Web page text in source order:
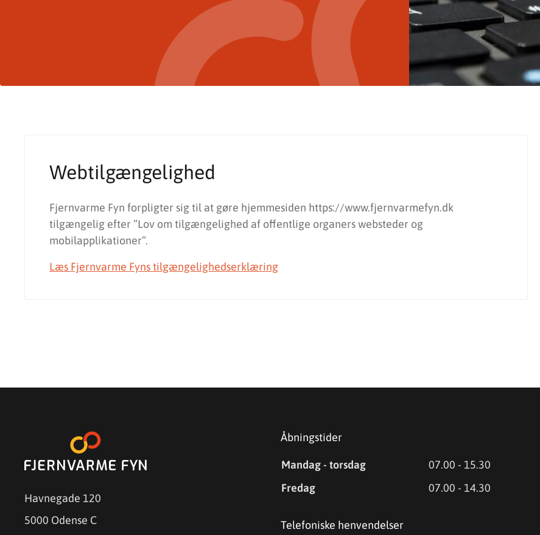
Webtilgængelighed
Fjernvarme Fyn forpligter sig til at gøre hjemmesiden https://www.fjernvarmefyn.dk
tilgængelig efter ”Lov om tilgængelighed af offentlige organers websteder og
mobilapplikationer”.
Læs Fjernvarme Fyns tilgængelighedserklæring
Havnegade 120
5000 Odense C
Åbningstider
Mandag - torsdag
07.00 - 15.30
Fredag
07.00 - 14.30
Telefoniske henvendelser